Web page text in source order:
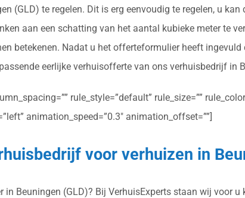
(GLD) te regelen. Dit is erg eenvoudig te regelen, u
aan een schatting van het aantal kubieke meter te
betekenen. Nadat u het offerteformulier heeft
eerlijke verhuisofferte van ons verhuisbedrijf in
rule_style=”default” rule_size=””
animation_speed=”0.3″ animation_offset=””]
voor verhuizen in
Beuningen (GLD)? Bij VerhuisExperts staan wij voor